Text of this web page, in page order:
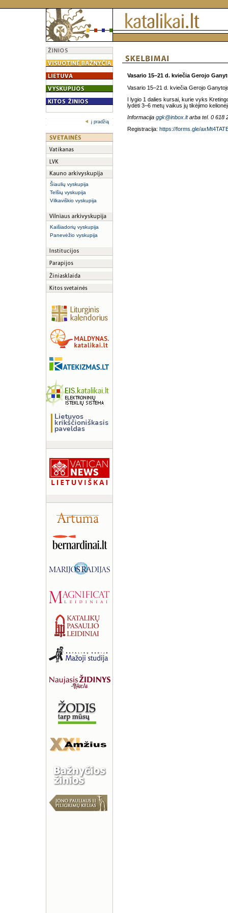
į pradžią
Šiaulių vyskupija
Telšių vyskupija
Vilkaviškio vyskupija
Kaišiadorių vyskupija
Panevėžio vyskupija
Vasario 15–21 d. kviečia Gerojo
Vasario 15–21 d. kviečia Gerojo
I lygio 1 dalies kursai, kurie vyks
lydėti 3–6 metų vaikus jų tikėjimo
Informacija ggk@inbox.ltarba tel. 0 618
Registracija: https://forms.gle/